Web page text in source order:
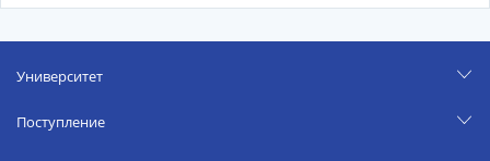
Университет
Поступление